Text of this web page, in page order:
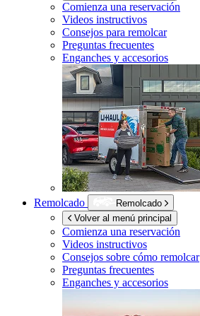
Comienza una reservación
Videos instructivos
Consejos para remolcar
Preguntas frecuentes
Enganches y accesorios
Remolcado
Remolcado
Volver al menú principal
Comienza una reservación
Videos instructivos
Consejos sobre cómo remolcar
Preguntas frecuentes
Enganches y accesorios